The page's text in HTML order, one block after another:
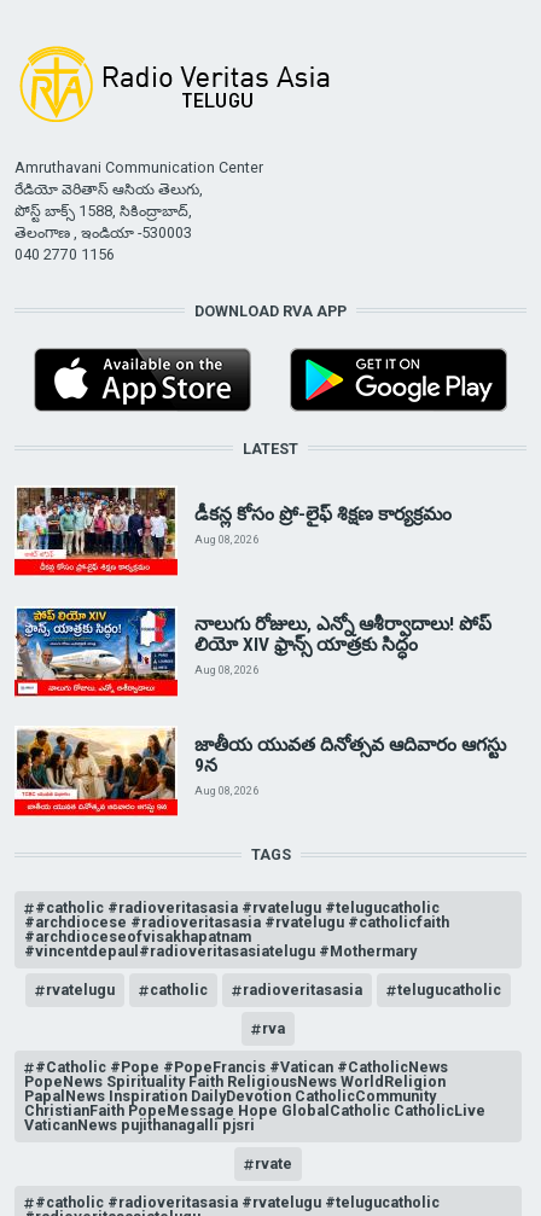
Amruthavani Communication Center
రేడియో వెరితాస్ ఆసియ తెలుగు,
పోస్ట్ బాక్స్ 1588, సికింద్రాబాద్,
తెలంగాణ , ఇండియా -530003
040 2770 1156
DOWNLOAD RVA APP
LATEST
డీకన్ల కోసం ప్రో-లైఫ్ శిక్షణ కార్యక్రమం
Aug 08, 2026
నాలుగు రోజులు, ఎన్నో ఆశీర్వాదాలు! పోప్
లియో XIV ఫ్రాన్స్ యాత్రకు సిద్ధం
Aug 08, 2026
జాతీయ యువత దినోత్సవ ఆదివారం ఆగస్టు
9న
Aug 08, 2026
TAGS
#catholic #radioveritasasia #rvatelugu #telugucatholic
#archdiocese #radioveritasasia #rvatelugu #catholicfaith
#archdioceseofvisakhapatnam
#vincentdepaul#radioveritasasiatelugu #Mothermary
rvatelugu catholic radioveritasasia telugucatholic
rva
#Catholic #Pope #PopeFrancis #Vatican #CatholicNews
PopeNews Spirituality Faith ReligiousNews WorldReligion
PapalNews Inspiration DailyDevotion CatholicCommunity
ChristianFaith PopeMessage Hope GlobalCatholic CatholicLive
VaticanNews pujithanagalli pjsri
rvate
#catholic #radioveritasasia #rvatelugu #telugucatholic